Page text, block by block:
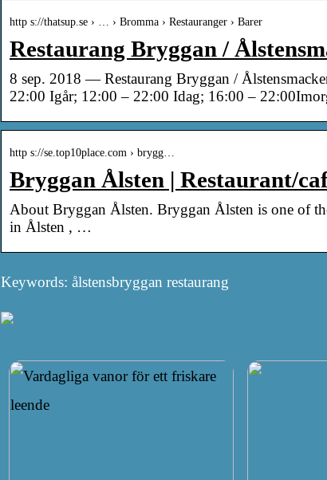
http s://thatsup.se › … › Bromma › Restauranger › Barer
Restaurang Bryggan /
8 sep. 2018 — Restaurang Bryggan /
22:00 Igår; 12:00 – 22:00 Idag; 16:00 –
http s://se.top10place.com › brygg…
Bryggan Ålsten | Restaurant/
About Bryggan Ålsten. Bryggan Ålsten is one of
in Ålsten , …
Keywords: ålstensbryggan restaurang